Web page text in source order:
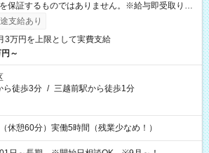
保証するものではありません。※給与即受取りサ
（利用条件有）
支給あり
3万円を上限として実費支給
～
ら徒歩3分 / 三越前駅から徒歩1分
休憩60分）実働5時間（残業少なめ！）